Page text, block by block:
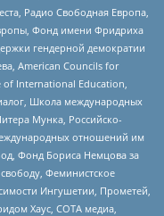
Радио Свободная Европа,
Фонд имени Фридриха
гендерной демократии
American Councils for
International Education,
Школа международных
Мунка, Российско-
отношений им
Фонд Бориса Немцова за
Феминистское
Ингушетии, Прометей,
Хаус, СОТА медиа,